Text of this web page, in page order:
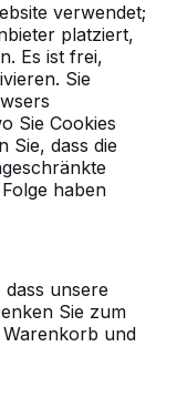
verwendet;
platziert,
Es ist frei,
Sie
Sie Cookies
Sie, dass die
haben
unsere
Sie zum
Warenkorb und